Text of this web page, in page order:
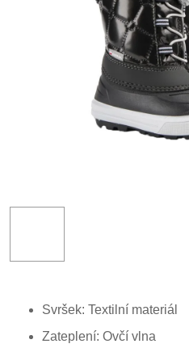
Svršek: Textilní materiál
Zateplení: Ovčí vlna